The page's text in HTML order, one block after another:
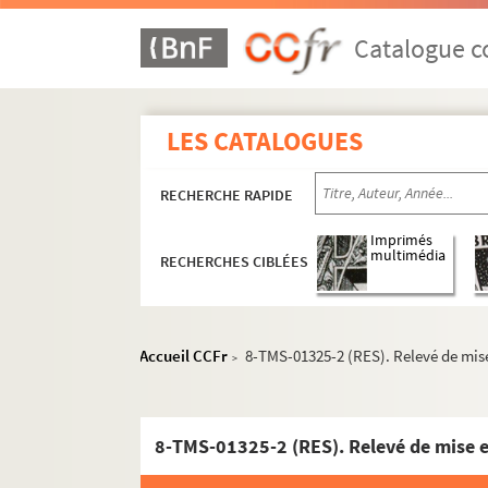
Catalogue
LES CATALOGUES
RECHERCHE RAPIDE
RECHERCHES CIBLÉES
Imprimés
multimédia
Accueil CCFr > 8-TMS-01325-2 (RES). Relevé de
8-TMS-01325-2 (RES). Relevé de mise
Denys Amiel. Ma liberté ! : comédie en 3
André Birabeau. Ma soeur de luxe : pièce en
Paul Gavault. Ma tante d'Honfleur :
André Heuzé, Étienne Arnaud. Ma tante la
Jean Cocteau. La machine à écrire : pièce en
Albin Valabrègue. Madame a ses brevets :
Joseph Aude. Madame Angot au sérail de
Charles Vildrac. Madame Béliard : pièce en 3
Pierre Veber. Madame est avec moi ! :
Eugène Grangé, Victor Bernard. Madame